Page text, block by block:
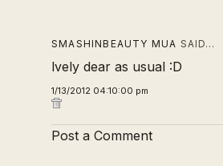
SMASHINBEAUTY MUA SAID…
lvely dear as usual :D
1/13/2012 04:10:00 pm
Post a Comment